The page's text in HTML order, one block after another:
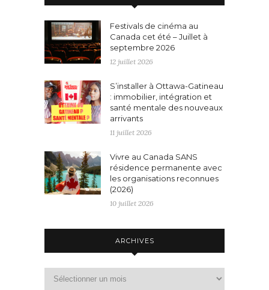
Festivals de cinéma au
Canada cet été – Juillet à
septembre 2026
12 juillet 2026
S’installer à Ottawa-Gatineau
: immobilier, intégration et
santé mentale des nouveaux
arrivants
11 juillet 2026
Vivre au Canada SANS
résidence permanente avec
les organisations reconnues
(2026)
10 juillet 2026
ARCHIVES